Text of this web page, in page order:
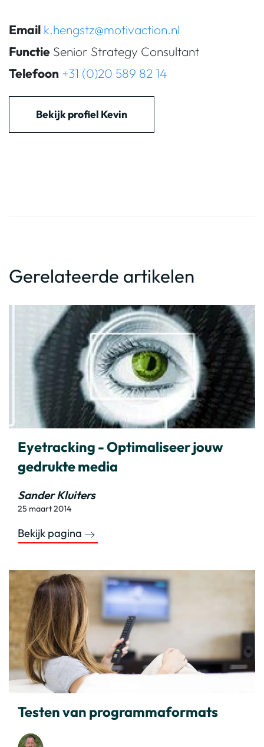
Email k.hengstz@motivaction.nl
Functie Senior Strategy Consultant
Telefoon +31 (0)20 589 82 14
Bekijk profiel Kevin
Gerelateerde artikelen
Eyetracking - Optimaliseer jouw
gedrukte media
Sander Kluiters
25 maart 2014
Bekijk pagina
Testen van programmaformats